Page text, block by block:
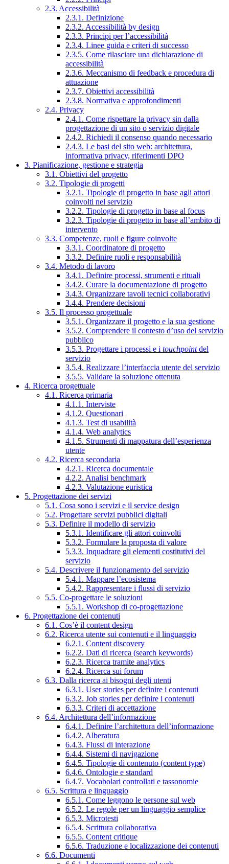
2.3. Accessibilità
2.3.1. Definizione
2.3.2. Accessibilità by design
2.3.3. Principi per l’accessibilità
2.3.4. Linee guida e criteri di successo
2.3.5. Come rilasciare una dichiarazione di
accessibilità
2.3.6. Meccanismo di feedback e procedura di
attuazione
2.3.7. Obiettivi accessibilità
2.3.8. Normativa e approfondimenti
2.4. Privacy
2.4.1. Come rispettare la privacy sin dalla
progettazione di un sito o servizio digitale
2.4.2. Richiedi il consenso quando necessario
2.4.3. Le basi del sito web: architettura,
informativa privacy, riferimenti DPO
3. Pianificazione, gestione e strategia
3.1. Obiettivi del progetto
3.2. Tipologie di progetti
3.2.1. Tipologie di progetto in base agli attori
coinvolti nel servizio
3.2.2. Tipologie di progetto in base al focus
3.2.3. Tipologie di progetto in base all’ambito di
intervento
3.3. Competenze, ruoli e figure coinvolte
3.3.1. Coordinatore di progetto
3.3.2. Definire ruoli e responsabilità
3.4. Metodo di lavoro
3.4.1. Definire processi, strumenti e rituali
3.4.2. Curare la documentazione di progetto
3.4.3. Organizzare tavoli tecnici collaborativi
3.4.4. Prendere decisioni
3.5. Il processo progettuale
3.5.1. Organizzare il progetto e la sua gestione
3.5.2. Comprendere il contesto d’uso del servizio
pubblico
3.5.3. Progettare i processi e i touchpointdel
servizio
3.5.4. Realizzare l’interfaccia utente del servizio
3.5.5. Validare la soluzione ottenuta
4. Ricerca progettuale
4.1. Ricerca primaria
4.1.1. Interviste
4.1.2. Questionari
4.1.3. Test di usabilità
4.1.4. Web analytics
4.1.5. Strumenti di mappatura dell’esperienza
utente
4.2. Ricerca secondaria
4.2.1. Ricerca documentale
4.2.2. Analisi benchmark
4.2.3. Valutazione euristica
5. Progettazione dei servizi
5.1. Cosa sono i servizi e il service design
5.2. Progettare servizi pubblici digitali
5.3. Definire il modello di servizio
5.3.1. Identificare gli attori coinvolti
5.3.2. Formulare la proposta di valore
5.3.3. Inquadrare gli elementi costitutivi del
servizio
5.4. Descrivere il funzionamento del servizio
5.4.1. Mappare l’ecosistema
5.4.2. Rappresentare i flussi di servizio
5.5. Co-progettare le soluzioni
5.5.1. Workshop di co-progettazione
6. Progettazione dei contenuti
6.1. Cos’è il content design
6.2. Ricerca utente sui contenuti e il linguaggio
6.2.1. Content discovery
6.2.2. Dati di ricerca (search keywords)
6.2.3. Ricerca tramite analytics
6.2.4. Ricerca sui forum
6.3. Dalla ricerca ai bisogni degli utenti
6.3.1. User stories per definire i contenuti
6.3.2. Job stories per definire i contenuti
6.3.3. Criteri di accettazione
6.4. Architettura dell’informazione
6.4.1. Definire l’architettura dell’informazione
6.4.2. Alberatura
6.4.3. Flussi di interazione
6.4.4. Sistemi di navigazione
6.4.5. Tipologie di contenuto (content type)
6.4.6. Ontologie e standard
6.4.7. Vocabolari controllati e tassonomie
6.5. Scrittura e linguaggio
6.5.1. Come leggono le persone sul web
6.5.2. Le regole per un linguaggio semplice
6.5.3. Microtesti
6.5.4. Scrittura collaborativa
6.5.5. Content critique
6.5.6. Traduzione e localizzazione dei contenuti
6.6. Documenti